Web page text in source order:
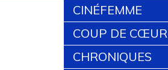
CINÉFEMME
COUP DE CŒUR
CHRONIQUES